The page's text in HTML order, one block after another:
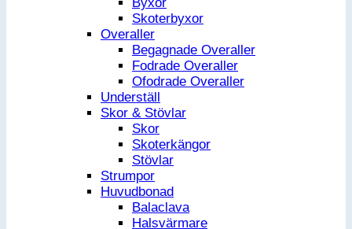
Skoterbyxor
Overaller
Begagnade Overaller
Fodrade Overaller
Ofodrade Overaller
Underställ
Skor & Stövlar
Skor
Skoterkängor
Stövlar
Strumpor
Huvudbonad
Balaclava
Halsvärmare